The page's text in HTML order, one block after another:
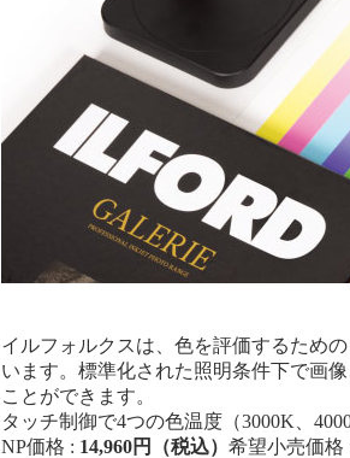
イルフォルクスは、色を評価するため
います。標準化された照明条件下で画
ことができます。
タッチ制御で4つの色温度（3000K、
NP価格 : 14,960円（税込） 希望小売価格